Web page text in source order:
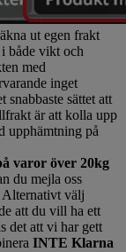
ut egen frakt
både vikt och
med
inget
snabbaste sättet att
är att kolla upp
upphämtning på
varor över 20kg
du mejla oss
välj
att du vill ha ett
det att vi har gett
INTE Klarna